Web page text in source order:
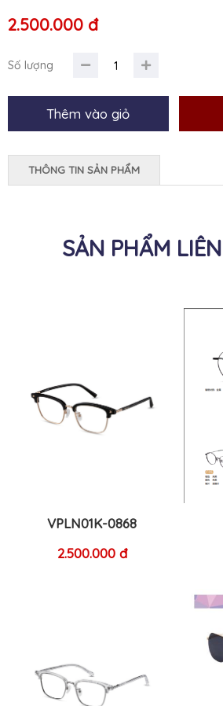
2.500.000 đ
Số lượng
THÔNG TIN SẢN PHẨM
SẢN PHẨM
VPLN01K-0868
2.500.000 đ